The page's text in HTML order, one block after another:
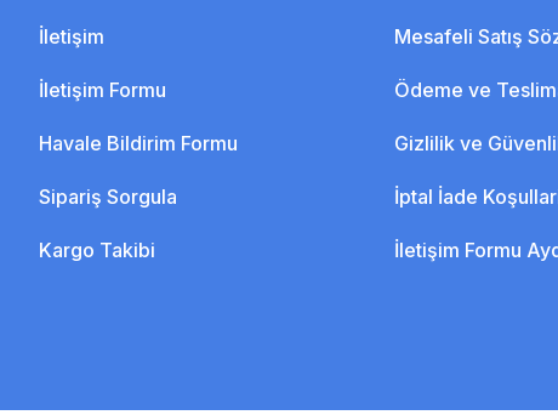
İletişim
İletişim Formu
Havale Bildirim Formu
Sipariş Sorgula
Kargo Takibi
Mesafeli Satış
Ödeme ve
Gizlilik ve
İptal İade
İletişim Formu